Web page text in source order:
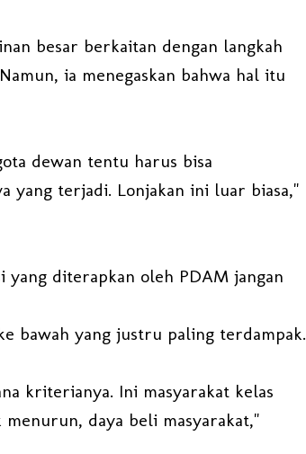
besar berkaitan dengan langkah
ia menegaskan bahwa hal itu
dewan tentu harus bisa
yang terjadi. Lonjakan ini luar biasa,"
diterapkan oleh PDAM jangan
bawah yang justru paling terdampak.
kriterianya. Ini masyarakat kelas
daya beli masyarakat,"